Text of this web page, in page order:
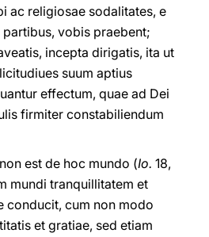
ac religiosae sodalitates, e
vobis praebent;
incepta dirigatis, ita ut
suum aptius
effectum, quae ad Dei
firmiter constabiliendum
est de hoc mundo (Io. 18,
mundi tranquillitatem et
conducit, cum non modo
et gratiae, sed etiam